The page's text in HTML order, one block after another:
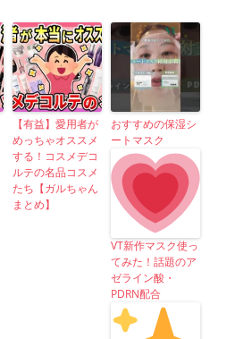
【有益】愛用者が
めっちゃオススメ
する！コスメデコ
ルテの名品コスメ
たち【ガルちゃん
まとめ】
おすすめの保湿シ
ートマスク
VT新作マスク使っ
てみた！話題のア
ゼライン酸・
PDRN配合